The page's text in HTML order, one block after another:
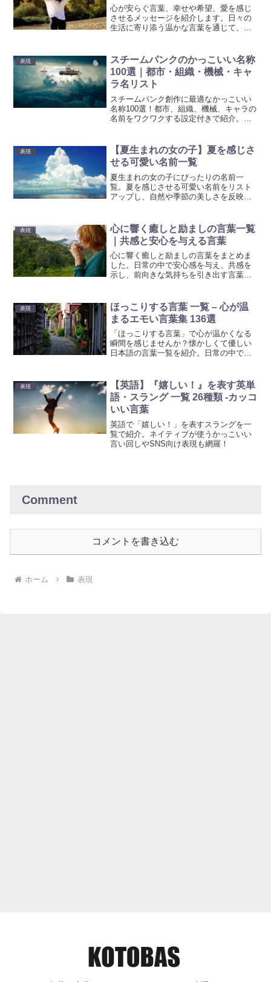
心が安らぐ言葉、幸せや希望、愛を感じ
させるメッセージを紹介します。日々の
生活に寄り添う温かな言葉を通じて、心
表現
スチームパンクのかっこいい名称
100選｜都市・組織・機械・キャ
ラ名リスト
スチームパンク創作に最適なかっこいい
名称100選！都市、組織、機械、キャラの
名前をワクワクする設定付きで紹介。世
表現
【夏生まれの女の子】夏を感じさ
せる可愛い名前一覧
夏生まれの女の子にぴったりの名前一
覧。夏を感じさせる可愛い名前をリスト
アップし、自然や季節の美しさを反映さ
表現
心に響く癒しと励ましの言葉一覧
｜共感と安心を与える言葉
心に響く癒しと励ましの言葉をまとめま
した。日常の中で安心感を与え、共感を
示し、前向きな気持ちを引き出す言葉を
表現
ほっこりする言葉 一覧 – 心が温
まるエモい言葉集 136選
「ほっこりする言葉」で心が温かくなる
瞬間を感じませんか？懐かしくて優しい
日本語の言葉一覧を紹介。日常の中で小
表現
【英語】『嬉しい！』を表す英単
語・スラング 一覧 26種類 -カッコ
いい言葉
英語で「嬉しい！」を表すスラングを一
覧で紹介。ネイティブが使うかっこいい
言い回しやSNS向け表現も網羅！
Comment
コメントを書き込む
ホーム 表現